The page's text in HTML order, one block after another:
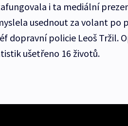
i ta mediální
usednout za volant po
dopravní policie Leoš Tržil.
ušetřeno 16 životů.